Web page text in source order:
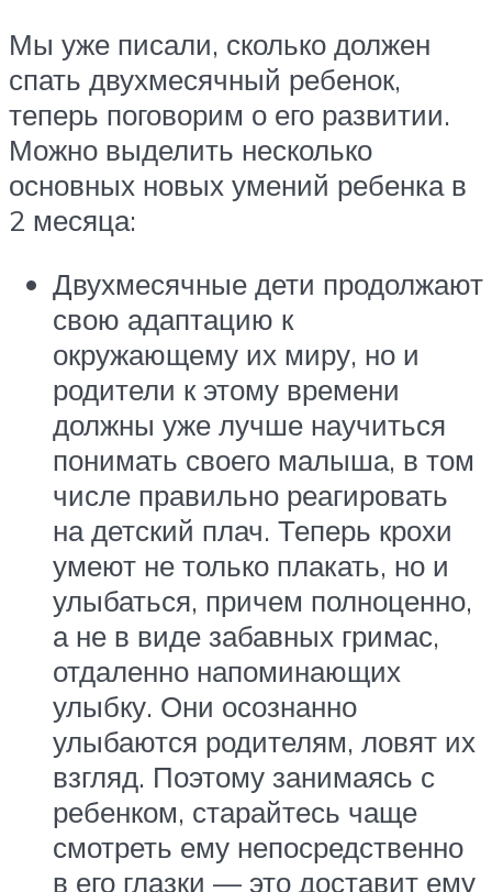
Мы уже писали, сколько должен
спать двухмесячный ребенок,
теперь поговорим о его развитии.
Можно выделить несколько
основных новых умений ребенка в
2 месяца:
Двухмесячные дети продолжают
свою адаптацию к
окружающему их миру, но и
родители к этому времени
должны уже лучше научиться
понимать своего малыша, в том
числе правильно реагировать
на детский плач. Теперь крохи
умеют не только плакать, но и
улыбаться, причем полноценно,
а не в виде забавных гримас,
отдаленно напоминающих
улыбку. Они осознанно
улыбаются родителям, ловят их
взгляд. Поэтому занимаясь с
ребенком, старайтесь чаще
смотреть ему непосредственно
в его глазки — это доставит ему